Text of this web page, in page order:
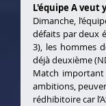
L'équipe A veut
Dimanche,
défaits par deux
3), les hommes
déjà deuxième
Match important
ambitions,
rédhibitoire car